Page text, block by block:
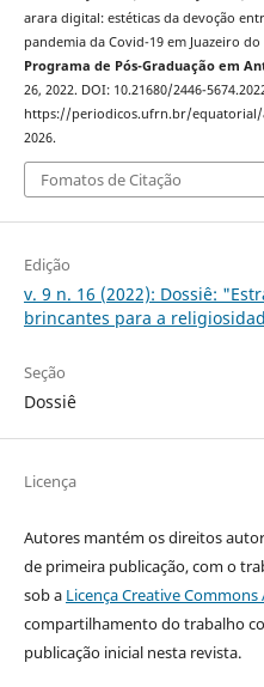
arara digital: estéticas da devoção
pandemia da Covid-19 em Juazeiro
Programa de Pós-Graduação em
26, 2022. DOI: 10.21680/2446-
https://periodicos.ufrn.br/equatorial/
2026.
Fomatos de Citação
Edição
v. 9 n. 16 (2022): Dossiê:
brincantes para a
Seção
Dossiê
Licença
Autores mantém os direitos
de primeira publicação, com o
sob a Licença Creative
compartilhamento do trabalho
publicação inicial nesta revista.